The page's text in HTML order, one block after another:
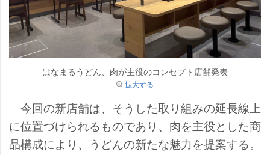
はなまるうどん、肉が主役のコンセプト店舗発表
拡大する
今回の新店舗は、そうした取り組みの延長線上
に位置づけられるものであり、肉を主役とした商
品構成により、うどんの新たな魅力を提案する。